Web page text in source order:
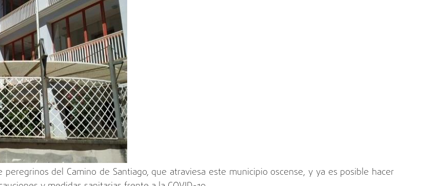
del Camino de Santiago, que atraviesa este municipio oscense, y ya es posible hacer